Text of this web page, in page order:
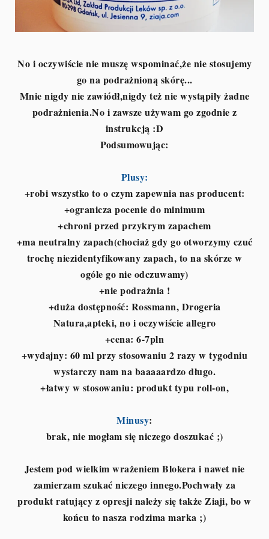
No i oczywiście nie muszę wspominać,że nie stosujemy
go na podrażnioną skórę...
Mnie nigdy nie zawiódł,nigdy też nie wystąpiły żadne
podrażnienia.No i zawsze używam go zgodnie z
instrukcją :D
Podsumowując:
Plusy:
+robi wszystko to o czym zapewnia nas producent:
+ogranicza pocenie do minimum
+chroni przed przykrym zapachem
+ma neutralny zapach(chociaż gdy go otworzymy czuć
trochę niezidentyfikowany zapach, to na skórze w
ogóle go nie odczuwamy)
+nie podrażnia !
+duża dostępność: Rossmann, Drogeria
Natura,apteki, no i oczywiście allegro
+cena: 6-7pln
+wydajny: 60 ml przy stosowaniu 2 razy w tygodniu
wystarczy nam na baaaaardzo długo.
+łatwy w stosowaniu: produkt typu roll-on,
Minusy:
brak, nie mogłam się niczego doszukać ;)
Jestem pod wielkim wrażeniem Blokera i nawet nie
zamierzam szukać niczego innego.Pochwały za
produkt ratujący z opresji należy się także Ziaji, bo w
końcu to nasza rodzima marka ;)